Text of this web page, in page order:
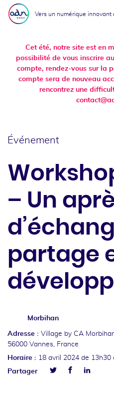
Aller au menu
Aller au contenu
Vers un numérique innovant
Cet été, notre site est en
possibilité de vous inscrire
compte, rendez-vous sur la
compte sera de nouveau
rencontrez une
Événement
– Un
partage
Morbihan
Adresse : Village by CA
56000 Vannes, France
Horaire : 18 avril 2024 de 13h30
Partager
FacebookLinkedin